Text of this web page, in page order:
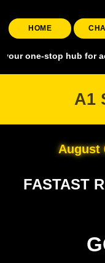
HOME
hub for accurate
A1
August
FASTAST